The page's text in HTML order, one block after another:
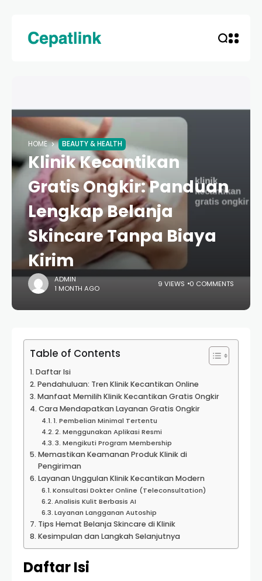
HOME BEAUTY & HEALTH
Klinik Kecantikan
Gratis Ongkir: Panduan
Lengkap Belanja
Skincare Tanpa Biaya
Kirim
ADMIN
1 MONTH AGO
9 VIEWS 0 COMMENTS
Table of Contents
Daftar Isi
Pendahuluan: Tren Klinik Kecantikan Online
Manfaat Memilih Klinik Kecantikan Gratis Ongkir
Cara Mendapatkan Layanan Gratis Ongkir
1. Pembelian Minimal Tertentu
2. Menggunakan Aplikasi Resmi
3. Mengikuti Program Membership
Memastikan Keamanan Produk Klinik di
Pengiriman
Layanan Unggulan Klinik Kecantikan Modern
Konsultasi Dokter Online (Teleconsultation)
Analisis Kulit Berbasis AI
Layanan Langganan Autoship
Tips Hemat Belanja Skincare di Klinik
Kesimpulan dan Langkah Selanjutnya
Daftar Isi